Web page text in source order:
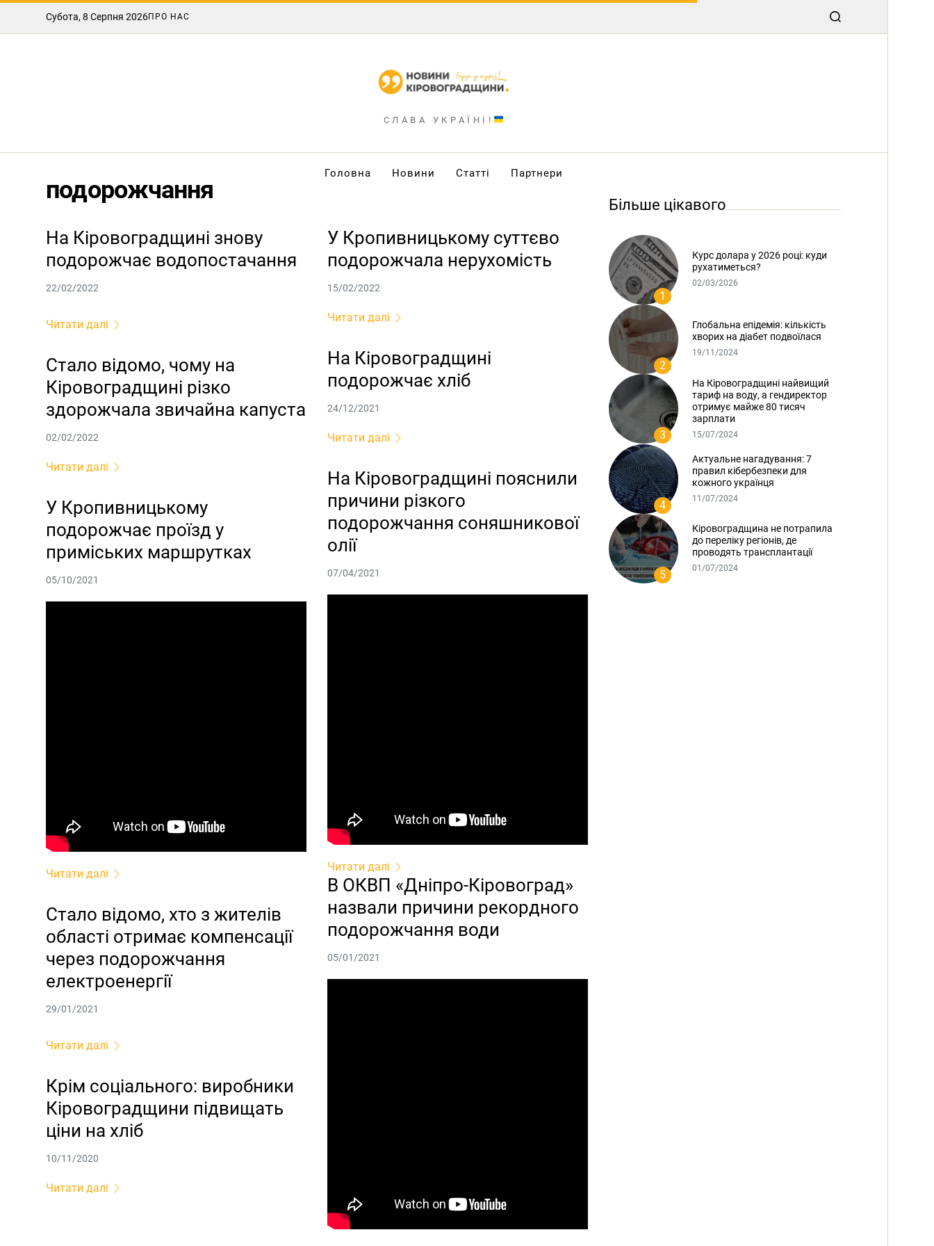
Субота, 8 Серпня 2026ПРО НАС
СЛАВА УКРАЇНІ!
Головна Новини Статті Партнери
подорожчання
На Кіровоградщині знову
подорожчає водопостачання
22/02/2022
Читати далі
У Кропивницькому суттєво
подорожчала нерухомість
15/02/2022
Читати далі
Стало відомо, чому на
Кіровоградщині різко
здорожчала звичайна капуста
02/02/2022
Читати далі
На Кіровоградщині
подорожчає хліб
24/12/2021
Читати далі
У Кропивницькому
подорожчає проїзд у
приміських маршрутках
05/10/2021
Читати далі
На Кіровоградщині пояснили
причини різкого
подорожчання соняшникової
олії
07/04/2021
Читати далі
Стало відомо, хто з жителів
області отримає компенсації
через подорожчання
електроенергії
29/01/2021
Читати далі
В ОКВП «Дніпро-Кіровоград»
назвали причини рекордного
подорожчання води
05/01/2021
Крім соціального: виробники
Кіровоградщини підвищать
ціни на хліб
10/11/2020
Читати далі
Більше цікавого
1
Курс долара у 2026 році: куди
рухатиметься?
02/03/2026
2
Глобальна епідемія: кількість
хворих на діабет подвоїлася
19/11/2024
3
На Кіровоградщині найвищий
тариф на воду, а гендиректор
отримує майже 80 тисяч
зарплати
15/07/2024
4
Актуальне нагадування: 7
правил кібербезпеки для
кожного українця
11/07/2024
5
Кіровоградщина не потрапила
до переліку регіонів, де
проводять трансплантації
01/07/2024